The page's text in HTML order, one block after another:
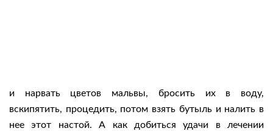
и нарвать цветов мальвы, бросить их в воду,
вскипятить, процедить, потом взять бутыль и налить в
нее этот настой. А как добиться удачи в лечении